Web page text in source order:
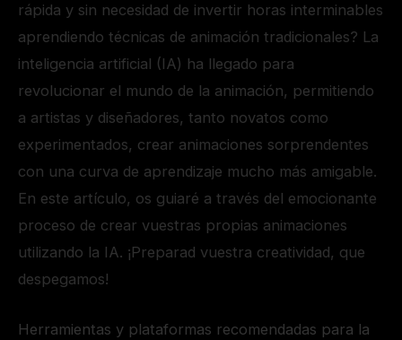
rápida y sin necesidad de invertir horas interminables
aprendiendo técnicas de animación tradicionales? La
inteligencia artificial (IA) ha llegado para
revolucionar el mundo de la animación, permitiendo
a artistas y diseñadores, tanto novatos como
experimentados, crear animaciones sorprendentes
con una curva de aprendizaje mucho más amigable.
En este artículo, os guiaré a través del emocionante
proceso de crear vuestras propias animaciones
utilizando la IA. ¡Preparad vuestra creatividad, que
despegamos!
Herramientas y plataformas recomendadas para la